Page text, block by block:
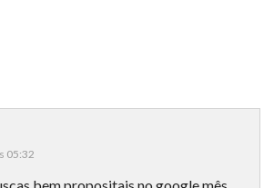
05:32
bem propositais no google mês